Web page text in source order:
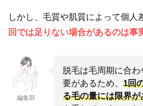
しかし、毛質や肌質によって個人
回では足りない場合があるのは事
編集部
脱毛は毛周期に合
要があるため、 1回
る毛の量には限界が